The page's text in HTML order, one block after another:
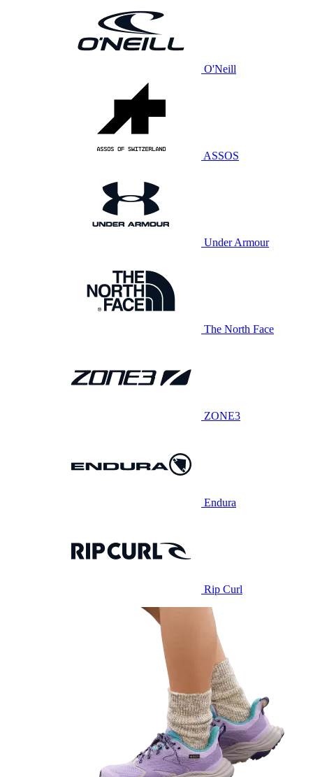
O'Neill
ASSOS
Under Armour
The North Face
ZONE3
Endura
Rip Curl